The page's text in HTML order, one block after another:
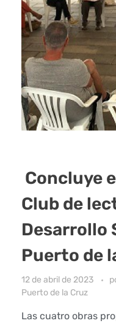
Concluye
Club de
Desarrollo
Puerto de
12 de abril de 2023
Puerto de la Cruz
Las cuatro obras